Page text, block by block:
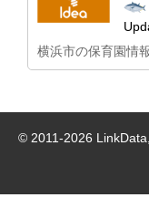
横浜市の保育園情
© 2011-2026